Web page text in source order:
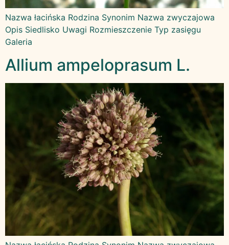
Nazwa łacińska Rodzina Synonim Nazwa zwyczajowa
Opis Siedlisko Uwagi Rozmieszczenie Typ zasięgu
Galeria
Allium ampeloprasum L.